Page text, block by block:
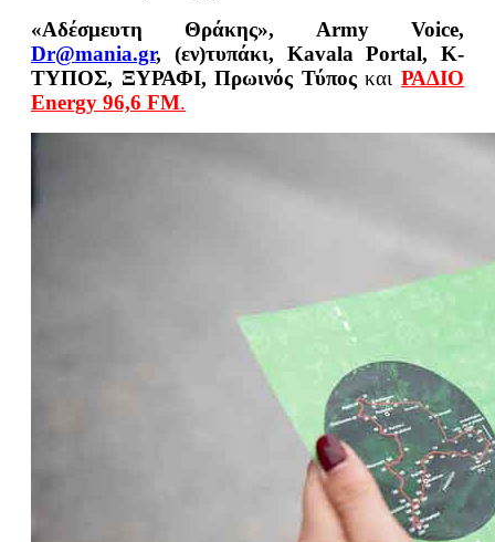
«Αδέσμευτη Θράκης», Army Voice,
Dr@mania.gr, (εν)τυπάκι, Kavala Portal, Κ-
ΤΥΠΟΣ, ΞΥΡΑΦΙ, Πρωινός Τύποςκαι ΡΑΔΙΟ
Energy 96,6 FM.